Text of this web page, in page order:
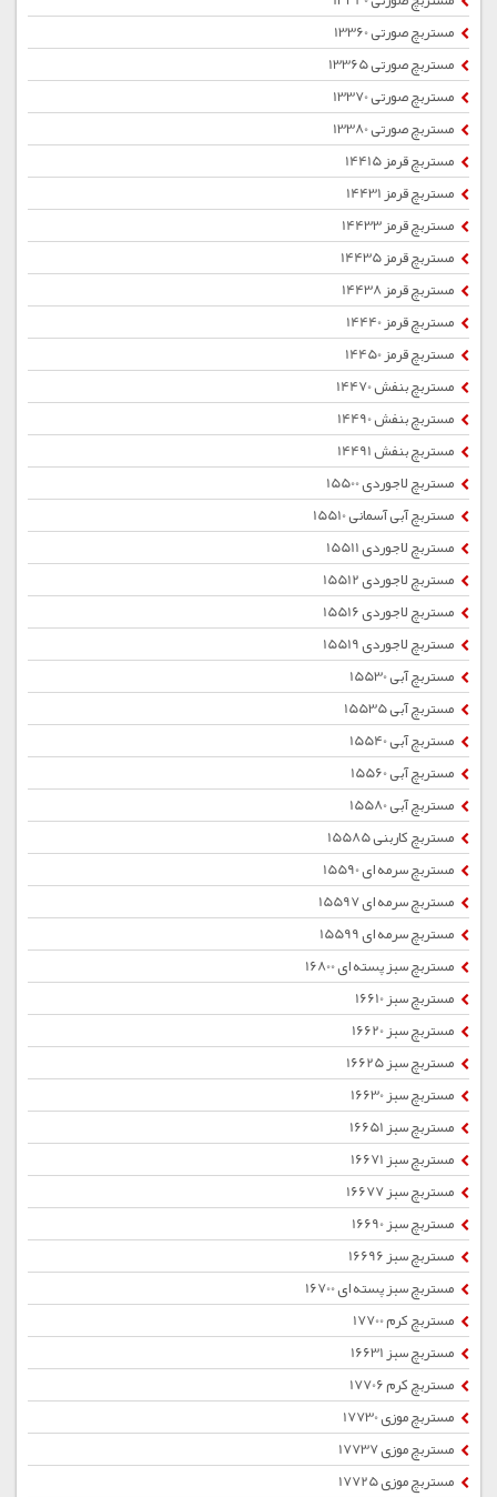
مستربچ صورتی 13360
مستربچ صورتی 13365
مستربچ صورتی 13370
مستربچ صورتی 13380
مستربچ قرمز 14415
مستربچ قرمز 14431
مستربچ قرمز 14433
مستربچ قرمز 14435
مستربچ قرمز 14438
مستربچ قرمز 14440
مستربچ قرمز 14450
مستربچ بنفش 14470
مستربچ بنفش 14490
مستربچ بنفش 14491
مستربچ لاجوردی 15500
مستربچ آبی آسمانی 15510
مستربچ لاجوردی 15511
مستربچ لاجوردی 15512
مستربچ لاجوردی 15516
مستربچ لاجوردی 15519
مستربچ آبی 15530
مستربچ آبی 15535
مستربچ آبی 15540
مستربچ آبی 15560
مستربچ آبی 15580
مستربچ کاربنی 15585
مستربچ سرمه ای 15590
مستربچ سرمه ای 15597
مستربچ سرمه ای 15599
مستربچ سبز پسته ای 16800
مستربچ سبز 16610
مستربچ سبز 16620
مستربچ سبز 16625
مستربچ سبز 16630
مستربچ سبز 16651
مستربچ سبز 16671
مستربچ سبز 16677
مستربچ سبز 16690
مستربچ سبز 16696
مستربچ سبز پسته ای 16700
مستربچ کرم 17700
مستربچ سبز 16631
مستربچ کرم 17706
مستربچ موزی 17730
مستربچ موزی 17737
مستربچ موزی 17725